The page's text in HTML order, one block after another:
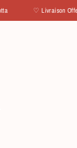
♡ Livraison